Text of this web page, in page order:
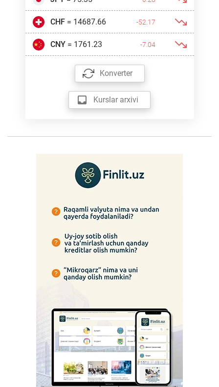
CHF= 14687.66 -52.17
CNY= 1761.23 -7.04
Konverter
Kurslar arxivi